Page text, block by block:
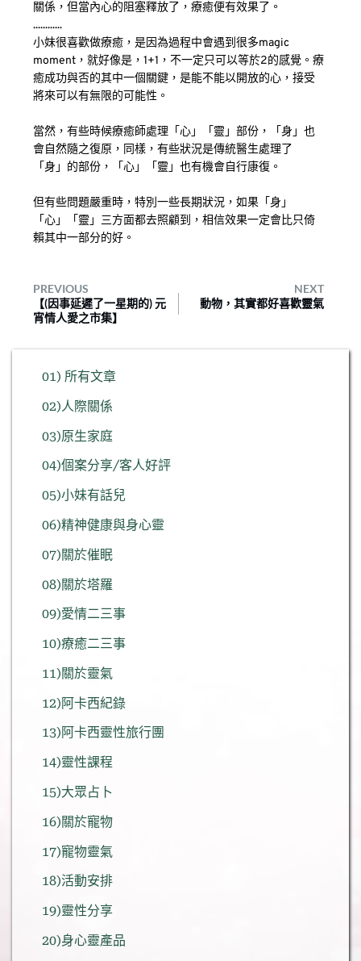
關係，但當內心的阻塞釋放了，療癒便有效果了。
............
小妹很喜歡做療癒，是因為過程中會遇到很多magic
moment，就好像是，1+1，不一定只可以等於2的感覺。療
癒成功與否的其中一個關鍵，是能不能以開放的心，接受
將來可以有無限的可能性。
當然，有些時候療癒師處理「心」「靈」部份，「身」也
會自然隨之復原，同樣，有些狀況是傳統醫生處理了
「身」的部份，「心」「靈」也有機會自行康復。
但有些問題嚴重時，特別一些長期狀況，如果「身」
「心」「靈」三方面都去照顧到，相信效果一定會比只倚
賴其中一部分的好。
PREVIOUS
NEXT
【(因事延遲了一星期的) 元
宵情人愛之市集】
動物，其實都好喜歡靈氣
01) 所有文章
02)人際關係
03)原生家庭
04)個案分享/客人好評
05)小妹有話兒
06)精神健康與身心靈
07)關於催眠
08)關於塔羅
09)愛情二三事
10)療癒二三事
11)關於靈氣
12)阿卡西紀錄
13)阿卡西靈性旅行團
14)靈性課程
15)大眾占卜
16)關於寵物
17)寵物靈氣
18)活動安排
19)靈性分享
20)身心靈產品